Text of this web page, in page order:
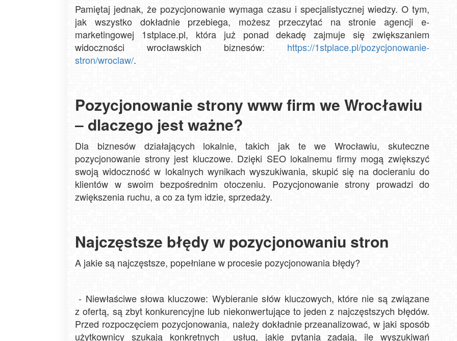
Pamiętaj jednak, że pozycjonowanie wymaga czasu i specjalistycznej wiedzy. O tym,
jak wszystko dokładnie przebiega, możesz przeczytać na stronie agencji e-
marketingowej 1stplace.pl, która już ponad dekadę zajmuje się zwiększaniem
widoczności wrocławskich biznesów: https://1stplace.pl/pozycjonowanie-
stron/wroclaw/.
Pozycjonowanie strony www firm we Wrocławiu
‒ dlaczego jest ważne?
Dla biznesów działających lokalnie, takich jak te we Wrocławiu, skuteczne
pozycjonowanie strony jest kluczowe. Dzięki SEO lokalnemu firmy mogą zwiększyć
swoją widoczność w lokalnych wynikach wyszukiwania, skupić się na docieraniu do
klientów w swoim bezpośrednim otoczeniu. Pozycjonowanie strony prowadzi do
zwiększenia ruchu, a co za tym idzie, sprzedaży.
Najczęstsze błędy w pozycjonowaniu stron
A jakie są najczęstsze, popełniane w procesie pozycjonowania błędy?
- Niewłaściwe słowa kluczowe: Wybieranie słów kluczowych, które nie są związane
z ofertą, są zbyt konkurencyjne lub niekonwertujące to jeden z najczęstszych błędów.
Przed rozpoczęciem pozycjonowania, należy dokładnie przeanalizować, w jaki sposób
użytkownicy szukają konkretnych usług, jakie pytania zadają, ile wyszukiwań